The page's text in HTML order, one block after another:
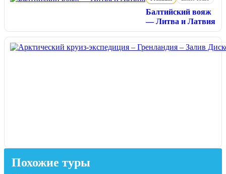
Балтийский вояж
— Литва и Латвия
Похожие туры